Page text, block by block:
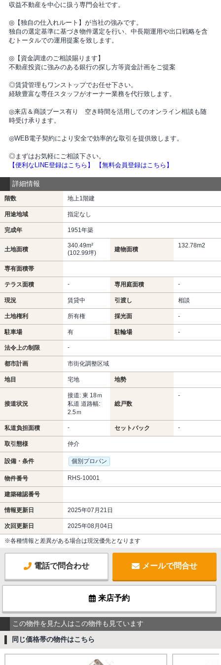
収益不動産を中心に扱う専門会社です。
◎【独自の仕入れルート】が当社の強みです。
独自の選定基準に基づき物件選定を行い、中長期運用や出口戦略を含
むトータルでの運用提案を致します。
◎【資金調達のご相談賜ります】
不動産投資に強みのある銀行の探し方等資金計画をご提案
◎賃貸管理もワンストップでお任せ下さい。
経験豊富な専任スタッフがオーナー業務を代行致します。
◎来店＆商談ブース有り 空き時間を活用してのオンライン相談も随
時受け承ります。
◎WEB電子契約により安全で効率的な取引を提供致します。
◎まずはお気軽にご相談下さい。
【便利なLINE登録はこちら】
【無料会員登録はこちら】
詳細情報
階数 地上1階建
用途地域 指定なし
完成年 1951年築
土地面積
340.49m²
(102.99坪)
建物面積
132.78m2
専有面積帯
テラス面積 - 専用庭面積 -
現況 賃貸中 引渡し 相談
土地権利 所有権 採光面 -
駐車場 有 駐輪場 -
法令上の制限 -
都市計画 市街化調整区域
地目 宅地 地勢
接道状況
接道: 東 18ｍ
私道 道路幅:
2.5ｍ
総戸数
-
私道負担面積 - セットバック -
取引態様 仲介
設備・条件 個別プロパン
物件番号 RHS-10001
建築確認番号
情報更新日 2025年07月21日
次回更新日 2025年08月04日
※各種情報と差異がある場合は現況優先となります
電話で問合わせ メールで問合せ
来店予約
この物件を見た人はこの物件も見ています
同じ価格帯の物件はこちら